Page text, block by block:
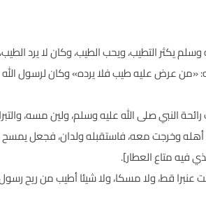
وسلم يكثر التطيب، ويحب الطيب، وكان لا يرد
عرض عليه طيب فلا يرده» وكان لرسول
النبي صلى الله عليه وسلم، ولين مسه،
أهله وخرجت معه، فاستقبله ولدان، فجعل
فيه متاع العطار].
قط، ولا مسكا، ولا شيئا أطيب من ريح